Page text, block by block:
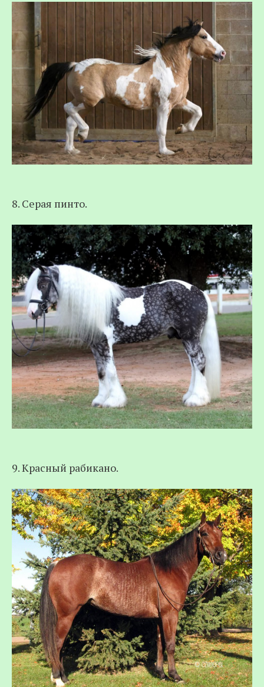
8. Серая пинто.
9. Красный рабикано.